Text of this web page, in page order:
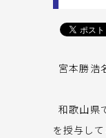
宮本勝浩
和歌山県
を授与し